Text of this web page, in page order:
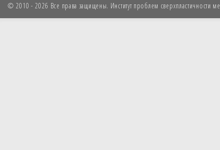
© 2010 - 2026 Все права защищены. Институт проблем сверхпластичности